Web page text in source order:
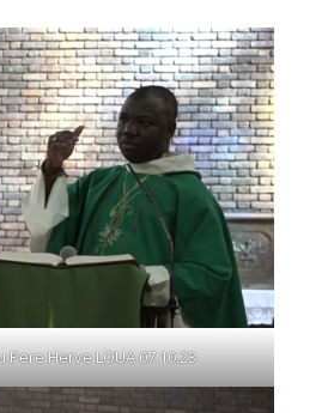
Pere Herve LOUA 07.10.23